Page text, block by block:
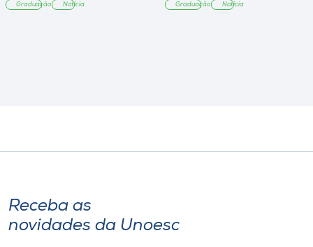
Graduação Notícia Graduação Notícia
Receba as
novidades da Unoesc